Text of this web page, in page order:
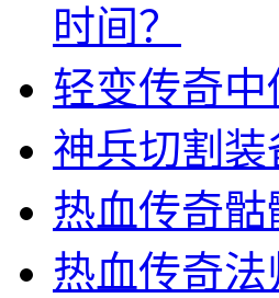
时间？
轻变传奇
神兵切割
热血传奇
热血传奇